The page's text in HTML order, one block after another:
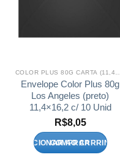
Envelope Color Plus 80g
Los Angeles (preto)
11,4×16,2 c/ 10 Unid
R$8,05
ADICIONAR AO CARRINHO